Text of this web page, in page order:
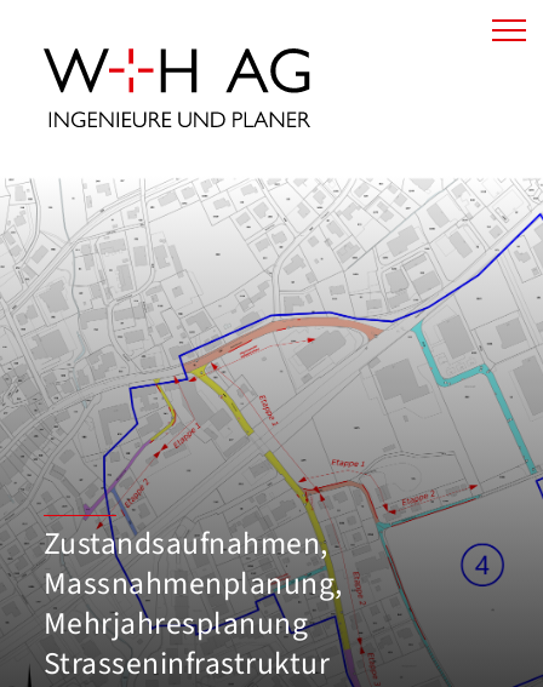
Zustandsaufnahmen,
Massnahmenplanung,
Mehrjahresplanung
Strasseninfrastruktur